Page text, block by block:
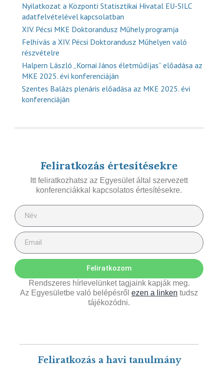
Nyilatkozat a Központi Statisztikai Hivatal EU-SILC
adatfelvételével kapcsolatban
XIV. Pécsi MKE Doktorandusz Műhely programja
Felhívás a XIV. Pécsi Doktorandusz Műhelyen való
részvételre
Halpern László „Kornai János életműdíjas” előadása az
MKE 2025. évi konferenciáján
Szentes Balázs plenáris előadása az MKE 2025. évi
konferenciáján
Feliratkozás értesítésekre
Itt feliratkozhatsz az Egyesület által szervezett
konferenciákkal kapcsolatos értesítésekre.
Feliratkozom
Rendszeres hírlevelünket tagjaink kapják meg.
Az Egyesületbe való belépésről ezen a linken tudsz
tájékozódni.
Feliratkozás a havi tanulmány